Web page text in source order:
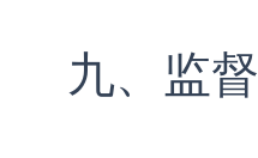
九、监督